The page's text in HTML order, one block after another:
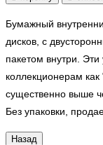
Бумажный
дисков, с
пакетом внутри.
коллекционерам
существенно выше
Без упаковки,